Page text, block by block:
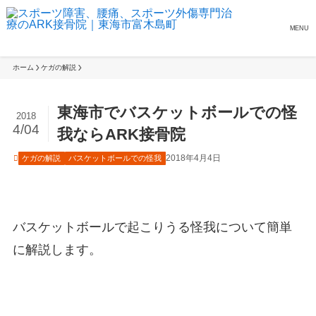
MENU
ホーム ケガの解説
東海市でバスケットボールでの怪
我ならARK接骨院
2018
4/04
ケガの解説 バスケットボールでの怪我 2018年4月4日
バスケットボールで起こりうる怪我について簡単
に解説します。